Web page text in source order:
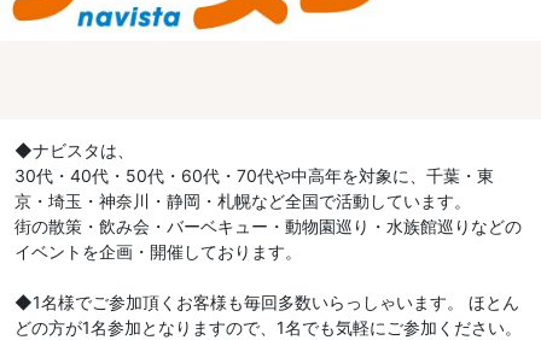
◆ナビスタは、
30代・40代・50代・60代・70代や中高年を対象に、千葉・東
京・埼玉・神奈川・静岡・札幌など全国で活動しています。
街の散策・飲み会・バーベキュー・動物園巡り・水族館巡りなどの
イベントを企画・開催しております。
◆1名様でご参加頂くお客様も毎回多数いらっしゃいます。 ほとん
どの方が1名参加となりますので、1名でも気軽にご参加ください。